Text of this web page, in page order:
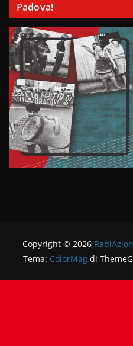
Padova!
Copyright © 2026
Tema: ColorMag di